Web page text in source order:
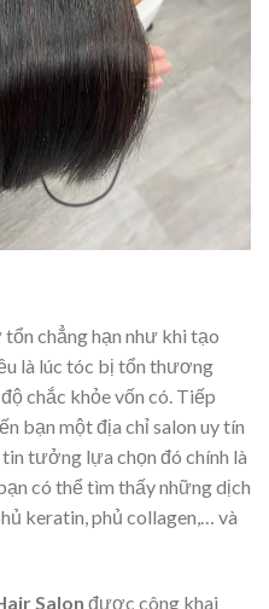
chẳng hạn như khi tạo
là lúc tóc bị tổn thương
chắc khỏe vốn có. Tiếp
bạn một địa chỉ salon uy tín
tưởng lựa chọn đó chính là
có thể tìm thấy những dịch
keratin, phủ collagen,… và
Salon được công khai